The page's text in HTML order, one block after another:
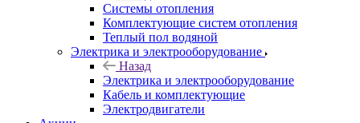
Системы отопления
Комплектующие систем отопления
Теплый пол водяной
Электрика и электрооборудование
Назад
Электрика и электрооборудование
Кабель и комплектующие
Электродвигатели